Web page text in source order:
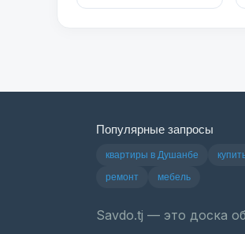
Популярные запросы
квартиры в Душанбе
ремонт
мебель
Savdo.tj — это доска